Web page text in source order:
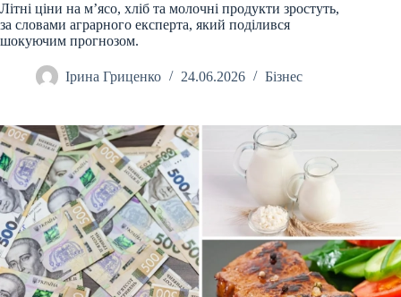
Літні ціни на м’ясо, хліб та молочні продукти зростуть,
за словами аграрного експерта, який поділився
шокуючим прогнозом.
Ірина Гриценко 24.06.2026 Бізнес